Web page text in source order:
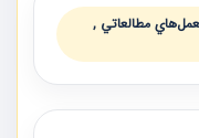
مطالعاتي ,